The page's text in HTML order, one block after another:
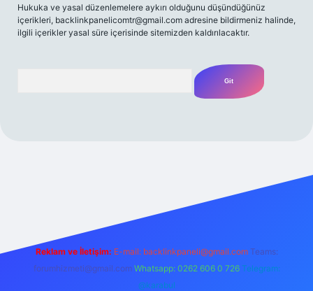
Hukuka ve yasal düzenlemelere aykırı olduğunu düşündüğünüz
içerikleri, backlinkpanelicomtr@gmail.com adresine bildirmeniz halinde,
ilgili içerikler yasal süre içerisinde sitemizden kaldırılacaktır.
Reklam ve İletişim: E-mail: backlinkpaneli@gmail.com Teams:
forumhizmeti@gmail.com Whatsapp: 0262 606 0 726 Telegram:
@karabul